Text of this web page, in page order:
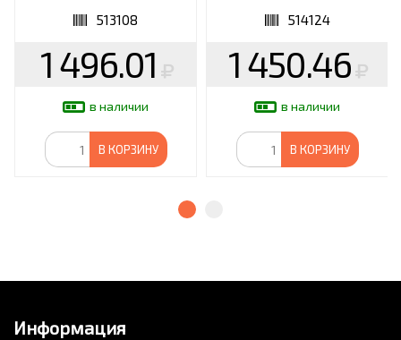
513108
1 496.01
в наличии
В КОРЗИНУ
BH34W, bluetooth 5.3,
белые, 514124
514124
1 450.46
в наличии
В КОРЗИНУ
Информация